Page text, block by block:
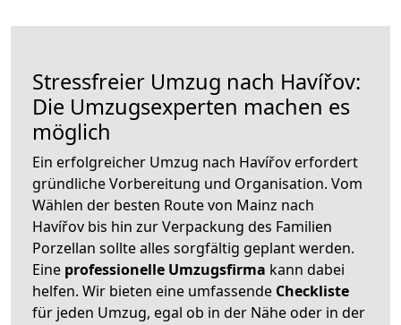
Stressfreier Umzug nach Havířov:
Die Umzugsexperten machen es
möglich
Ein erfolgreicher Umzug nach Havířov erfordert
gründliche Vorbereitung und Organisation. Vom
Wählen der besten Route von Mainz nach
Havířov bis hin zur Verpackung des Familien
Porzellan sollte alles sorgfältig geplant werden.
Eine professionelle Umzugsfirma kann dabei
helfen. Wir bieten eine umfassende Checkliste
für jeden Umzug, egal ob in der Nähe oder in der